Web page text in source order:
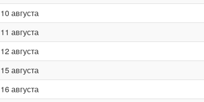
10 августа
11 августа
12 августа
15 августа
16 августа